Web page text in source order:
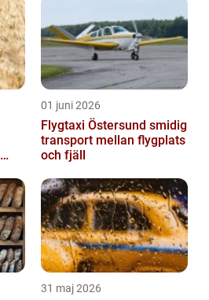
01 juni 2026
Flygtaxi Östersund smidig
transport mellan flygplats
och fjäll
31 maj 2026